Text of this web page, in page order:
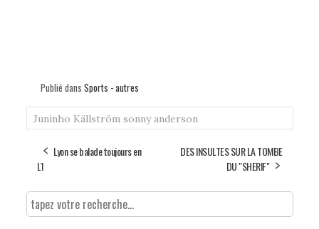
Publié dans Sports - autres
Juninho Källström sonny anderson
Lyon se balade toujours en
L1
DES INSULTES SUR LA TOMBE
DU "SHERIF"